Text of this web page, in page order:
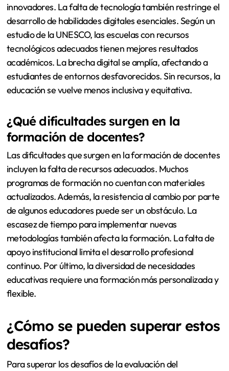
innovadores. La falta de tecnología también restringe el
desarrollo de habilidades digitales esenciales. Según un
estudio de la UNESCO, las escuelas con recursos
tecnológicos adecuados tienen mejores resultados
académicos. La brecha digital se amplía, afectando a
estudiantes de entornos desfavorecidos. Sin recursos, la
educación se vuelve menos inclusiva y equitativa.
¿Qué dificultades surgen en la
formación de docentes?
Las dificultades que surgen en la formación de docentes
incluyen la falta de recursos adecuados. Muchos
programas de formación no cuentan con materiales
actualizados. Además, la resistencia al cambio por parte
de algunos educadores puede ser un obstáculo. La
escasez de tiempo para implementar nuevas
metodologías también afecta la formación. La falta de
apoyo institucional limita el desarrollo profesional
continuo. Por último, la diversidad de necesidades
educativas requiere una formación más personalizada y
flexible.
¿Cómo se pueden superar estos
desafíos?
Para superar los desafíos de la evaluación del